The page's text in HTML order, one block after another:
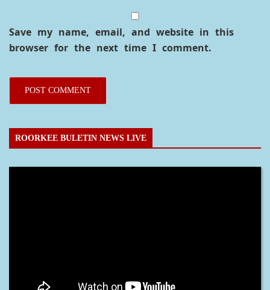
Save my name, email, and website in this
browser for the next time I comment.
ROORKEE BULETIN NEWS LIVE